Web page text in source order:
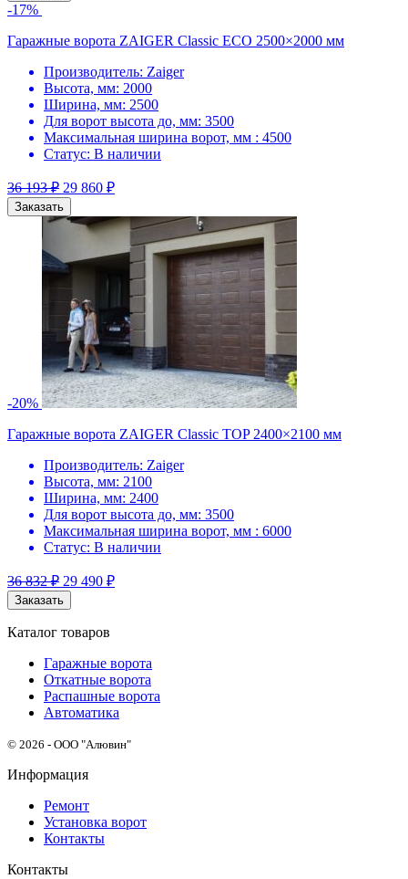
-17%
Гаражные ворота ZAIGER Classic ECO 2500×2000 мм
Производитель: Zaiger
Высота, мм: 2000
Ширина, мм: 2500
Для ворот высота до, мм: 3500
Максимальная ширина ворот, мм : 4500
Статус: В наличии
36 193₽ 29 860 ₽
Заказать
-20%
Гаражные ворота ZAIGER Classic TOP 2400×2100 мм
Производитель: Zaiger
Высота, мм: 2100
Ширина, мм: 2400
Для ворот высота до, мм: 3500
Максимальная ширина ворот, мм : 6000
Статус: В наличии
36 832₽ 29 490 ₽
Заказать
Каталог товаров
Гаражные ворота
Откатные ворота
Распашные ворота
Автоматика
© 2026 - ООО "Алювин"
Информация
Ремонт
Установка ворот
Контакты
Контакты